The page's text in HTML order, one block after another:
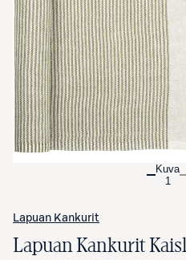
Avaa tuotekuva
Kuva
1
Lapuan Kankurit
Lapuan Kankurit